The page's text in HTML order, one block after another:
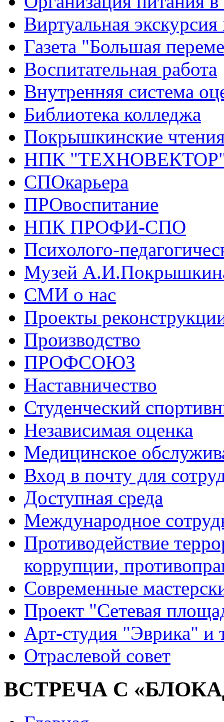
Виртуальная
Газета "Большая
Воспитательная работа
Внутренняя система
Библиотека колледжа
Покрышкинские
НПК
СПОкарьера
ПРОвоспитание
НПК ПРОФИ-СПО
Психолого-
Музей
СМИ о нас
Проекты
Производство
ПРОФСОЮЗ
Наставничество
Студенческий
Независимая оценка
Медицинское
Вход в почту для
Доступная среда
Международное
Противодействие
коррупции,
Современные
Проект "Сетевая
Арт-студия "Эврика" и
Отраслевой совет
ВСТРЕЧА С